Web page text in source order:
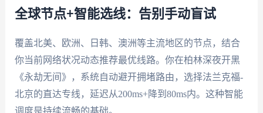
全球节点+智能选线：告别手动盲试
覆盖北美、欧洲、日韩、澳洲等主流地区的节点，结合
你当前网络状况动态推荐最优线路。你在柏林深夜开黑
《永劫无间》，系统自动避开拥堵路由，选择法兰克福-
北京的直达专线，延迟从200ms+降到80ms内。这种智能
调度是持续流畅的基础。